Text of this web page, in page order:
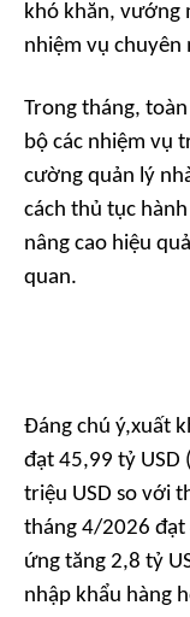
khó khăn, vướng
nhiệm vụ chuyên
Trong tháng,
bộ các nhiệm vụ
cường quản lý
cách thủ tục
nâng cao hiệu
quan.
Đáng chú ý,xuất
đạt 45,99 tỷ USD
triệu USD so với
tháng 4/2026 đạt
ứng tăng 2,8 tỷ
nhập khẩu hàng